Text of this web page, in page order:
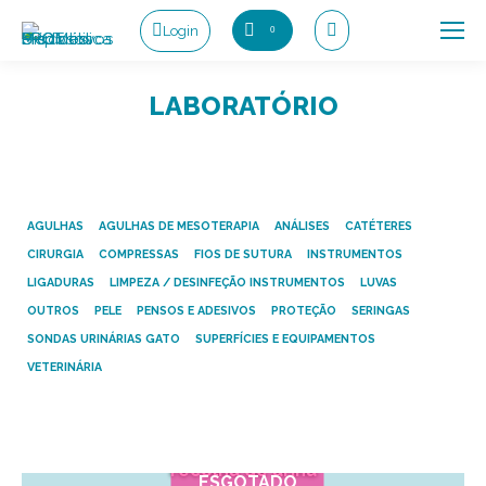
Login 0 Search:
LABORATÓRIO
recolha de urina
AGULHAS AGULHAS DE MESOTERAPIA ANÁLISES CATÉTERES
CIRURGIA COMPRESSAS FIOS DE SUTURA INSTRUMENTOS
LIGADURAS LIMPEZA / DESINFEÇÃO INSTRUMENTOS LUVAS
OUTROS PELE PENSOS E ADESIVOS PROTEÇÃO SERINGAS
SONDAS URINÁRIAS GATO SUPERFÍCIES E EQUIPAMENTOS
VETERINÁRIA